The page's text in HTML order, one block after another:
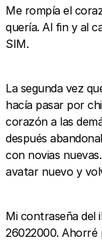
Me rompía el
quería. Al fin y al
SIM.
La segunda vez
hacía pasar por
corazón a las
después
con novias
avatar nuevo y
Mi contraseña del
26022000. Ahorré